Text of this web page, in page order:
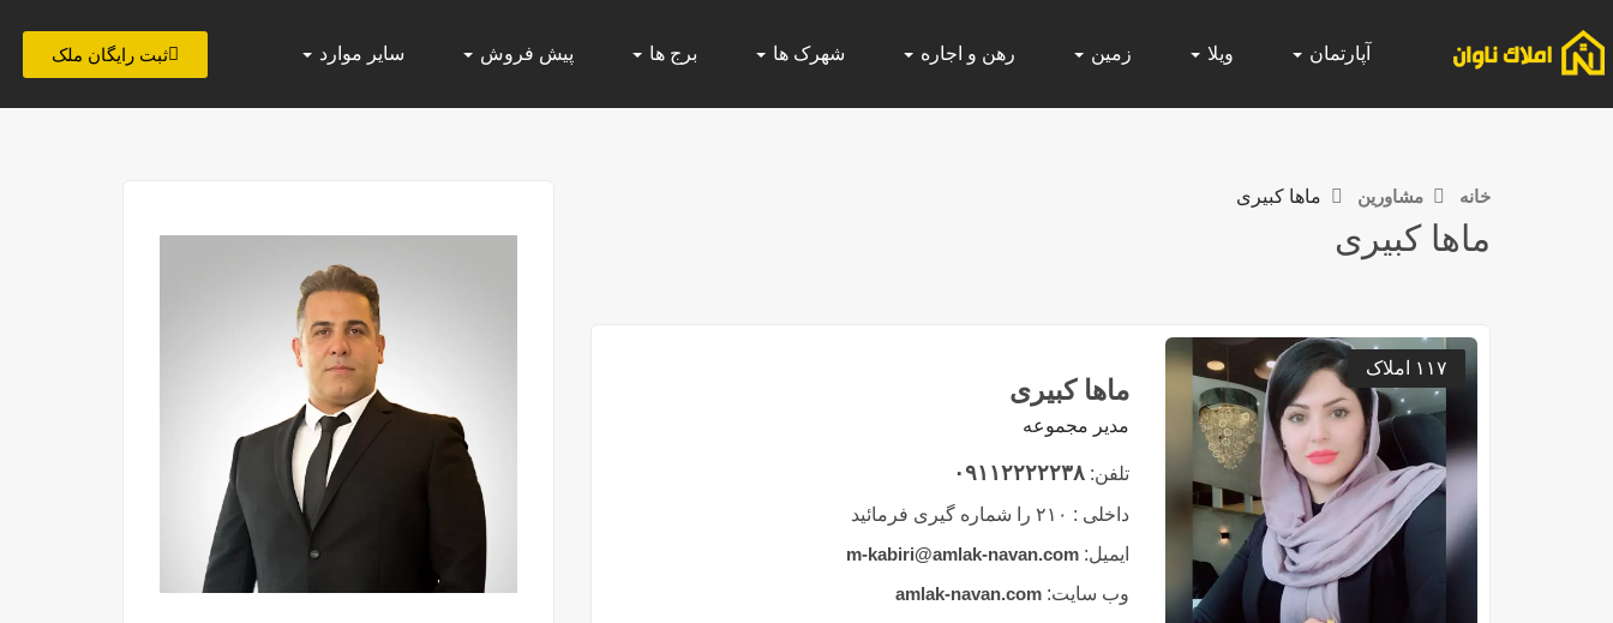
آپارتمان ویلا زمین رهن و اجاره شهرک ها برج ها پیش فروش سایر موارد ثبت رایگان ملک
خانه مشاورین ماها کبیری
ماها کبیری
۱۱۷ املاک
ماها کبیری
مدیر مجموعه
تلفن: ۰۹۱۱۲۲۲۲۲۳۸
داخلی : ۲۱۰ را شماره گیری فرمائید
ایمیل: m-kabiri@amlak-navan.com
وب سایت: amlak-navan.com